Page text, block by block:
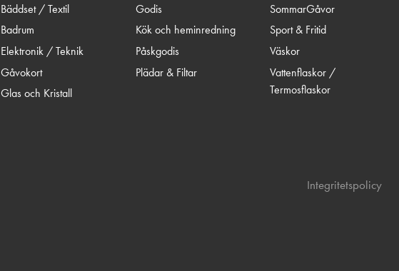
Bäddset / Textil
Badrum
Elektronik / Teknik
Gåvokort
Glas och Kristall
Godis
Kök och heminredning
Påskgodis
Plädar & Filtar
SommarGåvor
Sport & Fritid
Väskor
Vattenflaskor /
Termosflaskor
Integritetspolicy